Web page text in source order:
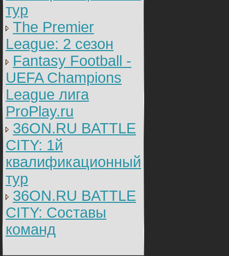
тур
The Premier
League: 2 cезон
Fantasy Football -
UEFA Champions
League лига
ProPlay.ru
36ON.RU BATTLE
CITY: 1й
квалификационный
тур
36ON.RU BATTLE
CITY: Составы
команд